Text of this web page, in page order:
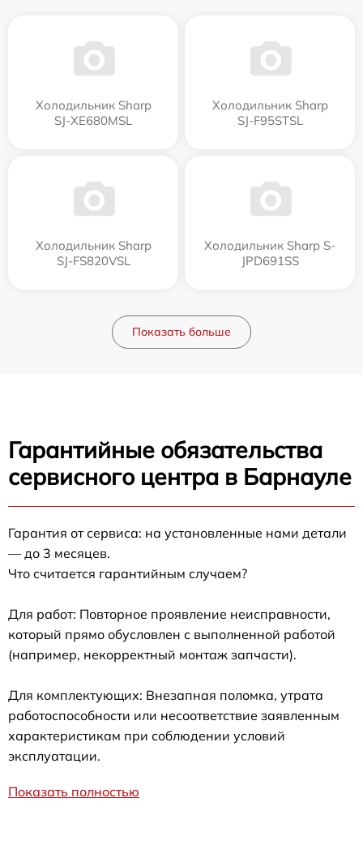
Холодильник Sharp
SJ-XE680MSL
Холодильник Sharp
SJ-F95STSL
Холодильник Sharp
SJ-FS820VSL
Холодильник Sharp S-
JPD691SS
Показать больше
Гарантийные обязательства
сервисного центра в Барнауле
Гарантия от сервиса: на установленные нами детали
— до 3 месяцев.
Что считается гарантийным случаем?
Для работ: Повторное проявление неисправности,
который прямо обусловлен с выполненной работой
(например, некорректный монтаж запчасти).
Для комплектующих: Внезапная поломка, утрата
работоспособности или несоответствие заявленным
характеристикам при соблюдении условий
эксплуатации.
Показать полностью